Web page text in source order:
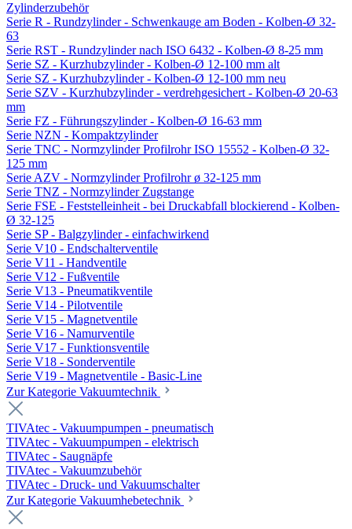
Zylinderzubehör
Serie R - Rundzylinder - Schwenkauge am Boden - Kolben-Ø 32-
63
Serie RST - Rundzylinder nach ISO 6432 - Kolben-Ø 8-25 mm
Serie SZ - Kurzhubzylinder - Kolben-Ø 12-100 mm alt
Serie SZ - Kurzhubzylinder - Kolben-Ø 12-100 mm neu
Serie SZV - Kurzhubzylinder - verdrehgesichert - Kolben-Ø 20-63
mm
Serie FZ - Führungszylinder - Kolben-Ø 16-63 mm
Serie NZN - Kompaktzylinder
Serie TNC - Normzylinder Profilrohr ISO 15552 - Kolben-Ø 32-
125 mm
Serie AZV - Normzylinder Profilrohr ø 32-125 mm
Serie TNZ - Normzylinder Zugstange
Serie FSE - Feststelleinheit - bei Druckabfall blockierend - Kolben-
Ø 32-125
Serie SP - Balgzylinder - einfachwirkend
Serie V10 - Endschalterventile
Serie V11 - Handventile
Serie V12 - Fußventile
Serie V13 - Pneumatikventile
Serie V14 - Pilotventile
Serie V15 - Magnetventile
Serie V16 - Namurventile
Serie V17 - Funktionsventile
Serie V18 - Sonderventile
Serie V19 - Magnetventile - Basic-Line
Zur Kategorie Vakuumtechnik
TIVAtec - Vakuumpumpen - pneumatisch
TIVAtec - Vakuumpumpen - elektrisch
TIVAtec - Saugnäpfe
TIVAtec - Vakuumzubehör
TIVAtec - Druck- und Vakuumschalter
Zur Kategorie Vakuumhebetechnik